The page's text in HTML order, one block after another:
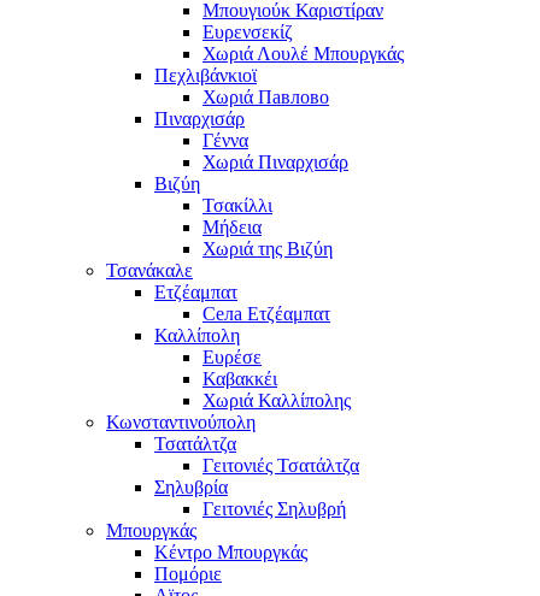
Μπουγιούκ Καριστίραν
Ευρενσεκίζ
Χωριά Λουλέ Μπουργκάς
Πεχλιβάνκιοϊ
Χωριά Павлово
Πιναρχισάρ
Γέννα
Χωριά Πιναρχισάρ
Βιζύη
Τσακίλλι
Μήδεια
Χωριά της Βιζύη
Τσανάκαλε
Ετζέαμπατ
Села Ετζέαμπατ
Καλλίπολη
Ευρέσε
Καβακκέι
Χωριά Καλλίπολης
Κωνσταντινούπολη
Τσατάλτζα
Γειτονιές Τσατάλτζα
Σηλυβρία
Γειτονιές Σηλυβρή
Μπουργκάς
Κέντρο Μπουργκάς
Πομόριε